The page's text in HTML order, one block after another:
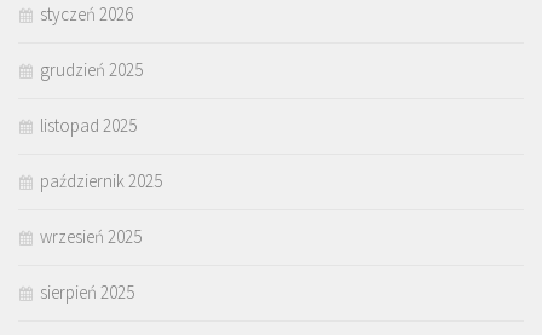
styczeń 2026
grudzień 2025
listopad 2025
październik 2025
wrzesień 2025
sierpień 2025